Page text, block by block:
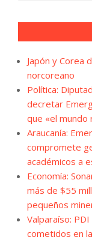
Japón y Corea
norcoreano
Política:
decretar
que «el mundo
Araucanía:
compromete
académicos a
Economía:
más de $55
pequeños
Valparaíso:
cometidos en